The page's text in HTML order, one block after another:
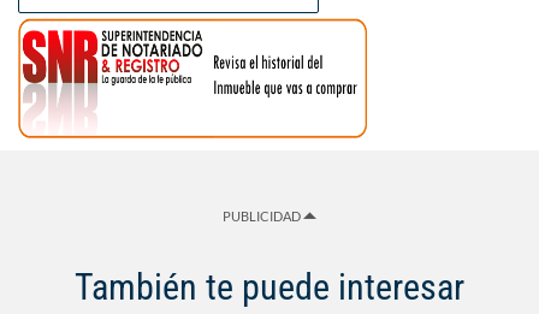
PUBLICIDAD
También te puede interesar